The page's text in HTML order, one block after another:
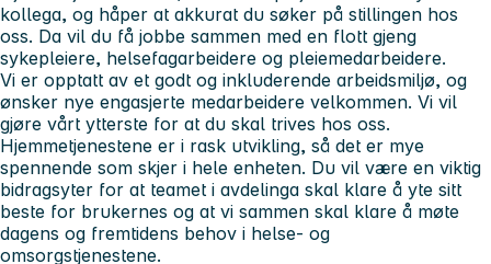
kollega, og håper at akkurat du søker på stillingen hos
oss. Da vil du få jobbe sammen med en flott gjeng
sykepleiere, helsefagarbeidere og pleiemedarbeidere.
Vi er opptatt av et godt og inkluderende arbeidsmiljø, og
ønsker nye engasjerte medarbeidere velkommen. Vi vil
gjøre vårt ytterste for at du skal trives hos oss.
Hjemmetjenestene er i rask utvikling, så det er mye
spennende som skjer i hele enheten. Du vil være en viktig
bidragsyter for at teamet i avdelinga skal klare å yte sitt
beste for brukernes og at vi sammen skal klare å møte
dagens og fremtidens behov i helse- og
omsorgstjenestene.